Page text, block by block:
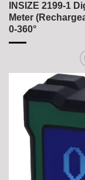
INSIZE 2199-1
Meter
0-360°